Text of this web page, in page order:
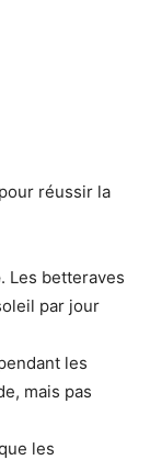
réussir la
. Les betteraves
par jour
les
mais pas
les